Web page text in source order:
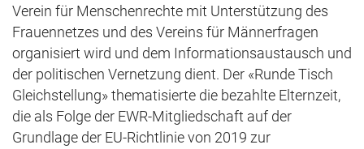
Verein für Menschenrechte mit Unterstützung des
Frauennetzes und des Vereins für Männerfragen
organisiert wird und dem Informationsaustausch und
der politischen Vernetzung dient. Der «Runde Tisch
Gleichstellung» thematisierte die bezahlte Elternzeit,
die als Folge der EWR-Mitgliedschaft auf der
Grundlage der EU-Richtlinie von 2019 zur